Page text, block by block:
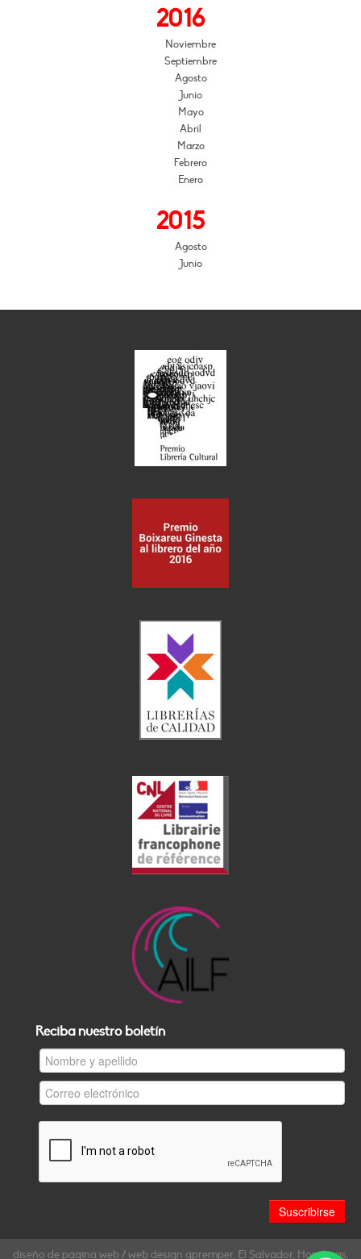
2016
Noviembre
Septiembre
Agosto
Junio
Mayo
Abril
Marzo
Febrero
Enero
2015
Agosto
Junio
Reciba nuestro boletín
diseño de página web / web design gpremper, El Salvador, Honduras,